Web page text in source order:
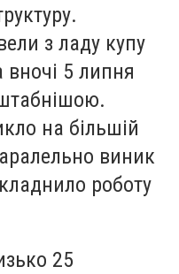
з ладу купу
вночі 5 липня
на більшій
виник
роботу
25